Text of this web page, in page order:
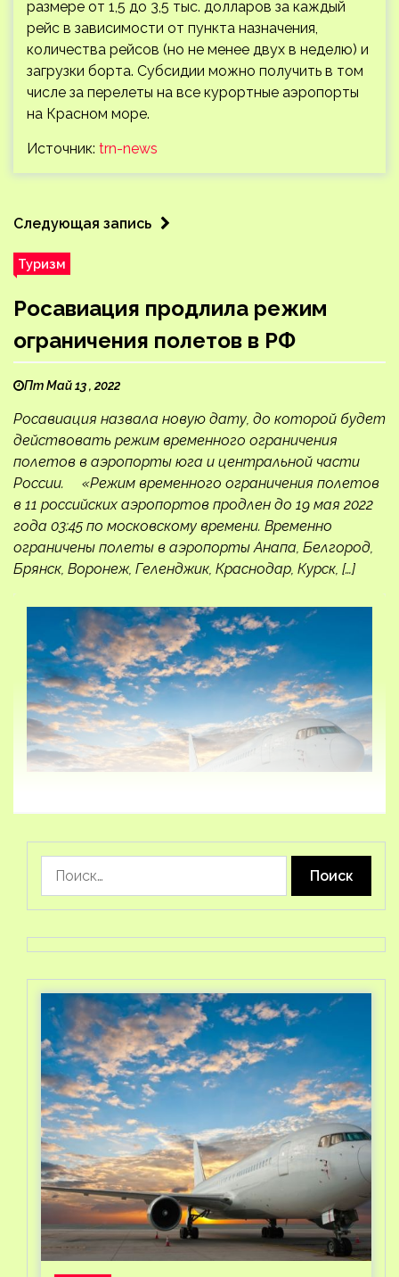
размере от 1,5 до 3,5 тыс. долларов за каждый
рейс в зависимости от пункта назначения,
количества рейсов (но не менее двух в неделю) и
загрузки борта. Субсидии можно получить в том
числе за перелеты на все курортные аэропорты
на Красном море.
Источник: trn-news
Следующая запись
Туризм
Росавиация продлила режим
ограничения полетов в РФ
Пт Май 13 , 2022
Росавиация назвала новую дату, до которой будет
действовать режим временного ограничения
полетов в аэропорты юга и центральной части
России. «Режим временного ограничения полетов
в 11 российских аэропортов продлен до 19 мая 2022
года 03:45 по московскому времени. Временно
ограничены полеты в аэропорты Анапа, Белгород,
Брянск, Воронеж, Геленджик, Краснодар, Курск, […]